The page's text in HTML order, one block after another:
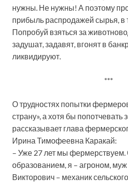
нужны. Не нужны! А поэтому
прибыль распродажей сырья, в
Попробуй взяться за
задушат, задавят, вгонят в
ликвидируют.
***
О трудностях попытки
страну», а хотя бы попотчевать
рассказывает глава
Ирина Тимофеевна Каракай:
– Уже 27 лет мы
образованием, я – агроном,
Викторович – механик